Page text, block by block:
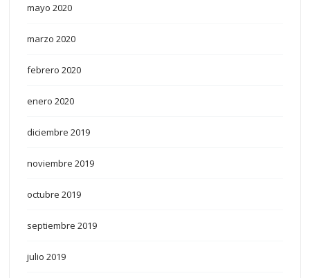
mayo 2020
marzo 2020
febrero 2020
enero 2020
diciembre 2019
noviembre 2019
octubre 2019
septiembre 2019
julio 2019